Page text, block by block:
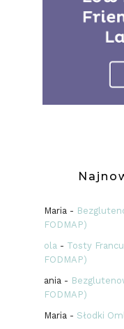
Maria-
FODMAP)
ola- Tosty
FODMAP)
ania-
FODMAP)
Maria- Słodki